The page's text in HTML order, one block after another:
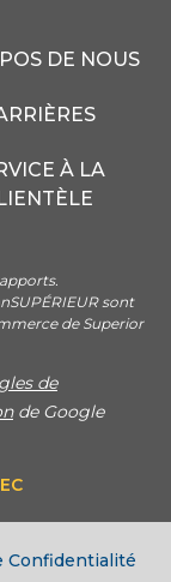
DE NOUS
À LA
sont
de Superior
de
de Google
Confidentialité